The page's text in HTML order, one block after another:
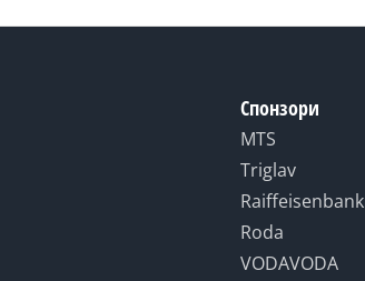
Спонзори
MTS
Triglav
Raiffeisenbank
Roda
VODAVODA